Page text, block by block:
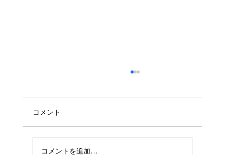
コメント
コメントを追加…